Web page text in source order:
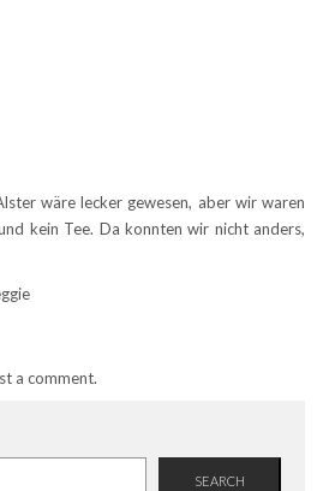
wäre lecker gewesen, aber wir waren
kein Tee. Da konnten wir nicht anders,
a comment.
SEARCH